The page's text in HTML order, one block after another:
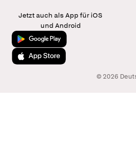
Jetzt auch als App für iOS
und Android
Jetzt bei Google Play
Laden im App Store
© 2026